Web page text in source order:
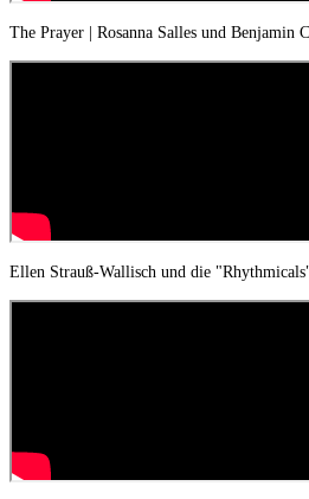
The Prayer | Rosanna Salles und Benjamin
Ellen Strauß-Wallisch und die